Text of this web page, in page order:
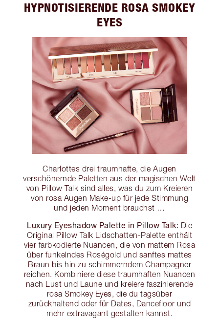
HYPNOTISIERENDE ROSA SMOKEY
EYES
Charlottes drei traumhafte, die Augen
verschönernde Paletten aus der magischen Welt
von Pillow Talk sind alles, was du zum Kreieren
von rosa Augen Make-up für jede Stimmung
und jeden Moment brauchst …
Luxury Eyeshadow Palette in Pillow Talk: Die
Original Pillow Talk Lidschatten-Palette enthält
vier farbkodierte Nuancen, die von mattem Rosa
über funkelndes Roségold und sanftes mattes
Braun bis hin zu schimmerndem Champagner
reichen. Kombiniere diese traumhaften Nuancen
nach Lust und Laune und kreiere faszinierende
rosa Smokey Eyes, die du tagsüber
zurückhaltend oder für Dates, Dancefloor und
mehr extravagant gestalten kannst.